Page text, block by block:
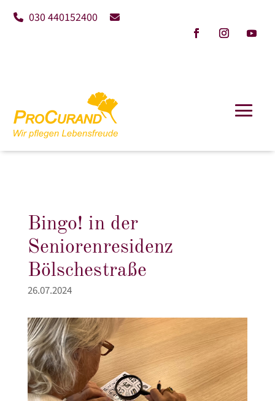
030 440152400
Bingo! in der
Seniorenresidenz
Bölschestraße
26.07.2024